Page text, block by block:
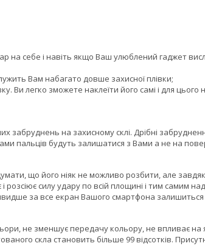
на себе і навіть якщо Ваш улюблений гаджет
Вам набагато довше захисної плівки;
Ви легко зможете наклеїти його самі і для цього
забруднень на захисному склі. Дрібні
пальців будуть залишатися з Вами а не на
що його ніяк не можливо розбити, але
розсіює силу удару по всій площині і тим самим
за все екран Вашого смартфона
не зменшує передачу кольору, не впливає на
скла становить більше 99 відсотків.